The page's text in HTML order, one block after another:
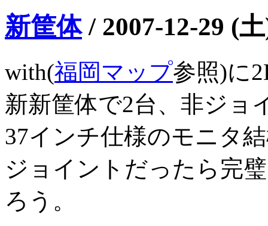
新筐体/ 2007-12-29 (
with(福岡マップ参照)に
新新筐体で2台、非ジョ
37インチ仕様のモニタ
ジョイントだったら完
ろう。